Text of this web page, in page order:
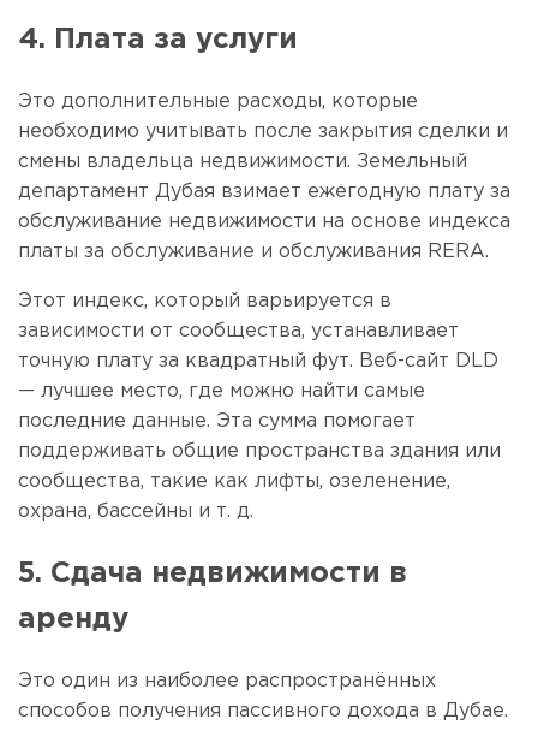
4. Плата за услуги
Это дополнительные расходы, которые
необходимо учитывать после закрытия сделки и
смены владельца недвижимости. Земельный
департамент Дубая взимает ежегодную плату за
обслуживание недвижимости на основе индекса
платы за обслуживание и обслуживания RERA.
Этот индекс, который варьируется в
зависимости от сообщества, устанавливает
точную плату за квадратный фут. Веб-сайт DLD
— лучшее место, где можно найти самые
последние данные. Эта сумма помогает
поддерживать общие пространства здания или
сообщества, такие как лифты, озеленение,
охрана, бассейны и т. д.
5. Сдача недвижимости в
аренду
Это один из наиболее распространённых
способов получения пассивного дохода в Дубае.